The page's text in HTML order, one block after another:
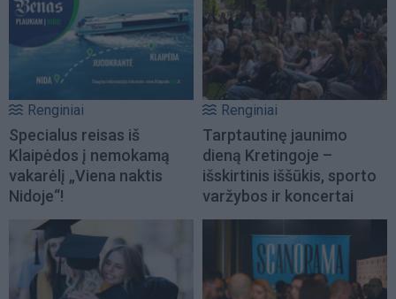
Renginiai
Specialus reisas iš
Klaipėdos į nemokamą
vakarėlį „Viena naktis
Nidoje“!
Renginiai
Tarptautinę jaunimo
dieną Kretingoje –
išskirtinis iššūkis, sporto
varžybos ir koncertai